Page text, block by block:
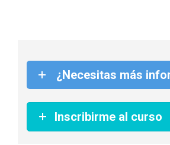
¿Necesitas más
Inscribirme al curso